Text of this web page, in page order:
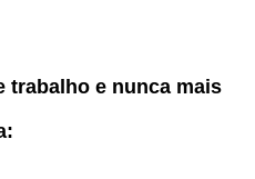
trabalho e nunca mais